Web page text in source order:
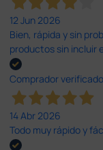
12 Jun 2026
Bien, rápida y sin
productos sin incluir
Comprador verificado
14 Abr 2026
Todo muy rápido y